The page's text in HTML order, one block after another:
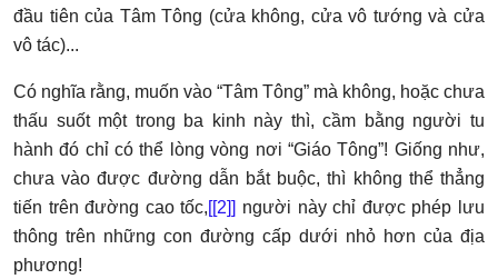
đầu tiên của Tâm Tông (cửa không, cửa vô tướng và cửa
vô tác)...
Có nghĩa rằng, muốn vào “Tâm Tông” mà không, hoặc chưa
thấu suốt một trong ba kinh này thì, cầm bằng người tu
hành đó chỉ có thể lòng vòng nơi “Giáo Tông”! Giống như,
chưa vào được đường dẫn bắt buộc, thì không thể thẳng
tiến trên đường cao tốc,[[2]] người này chỉ được phép lưu
thông trên những con đường cấp dưới nhỏ hơn của địa
phương!